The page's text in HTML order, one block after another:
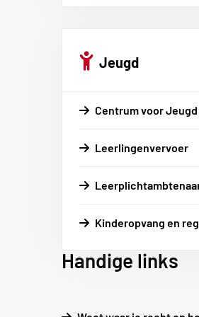
Jeugd
Centrum voor Jeugd
Leerlingenvervoer
Kinderopvang en
Handige links